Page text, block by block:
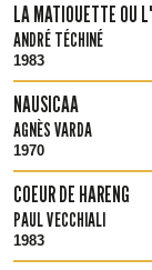
LA MATIOUETTE OU
ANDRÉ TÉCHINÉ
1983
NAUSICAA
AGNÈS VARDA
1970
COEUR DE HARENG
PAUL VECCHIALI
1983